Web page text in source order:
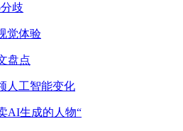
歧
觉体验
盘点
人工智能变化
AI生成的人物“